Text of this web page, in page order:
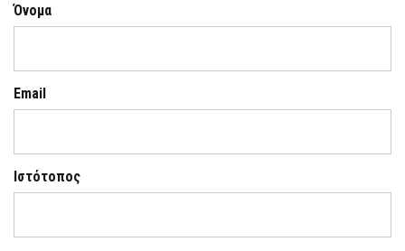
Όνομα
Email
Ιστότοπος